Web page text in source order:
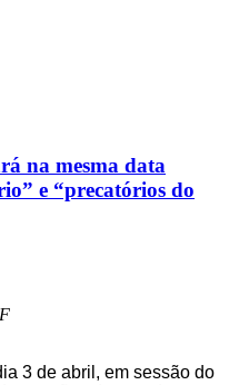
na mesma data
e “precatórios do
3 de abril, em sessão do